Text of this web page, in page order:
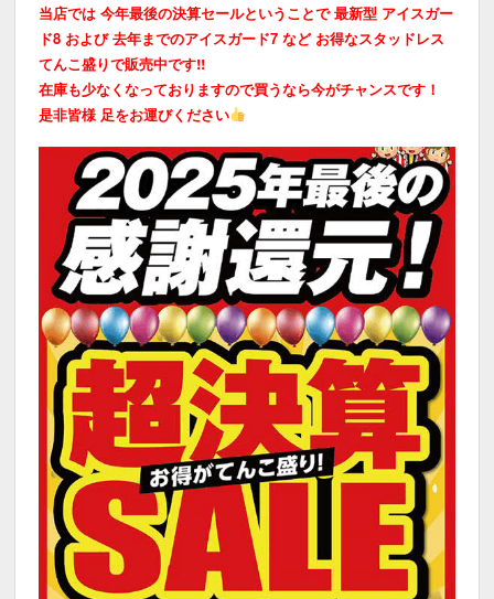
当店では 今年最後の決算セールということで 最新型 アイスガー
ド8 および 去年までのアイスガード7 など お得なスタッドレス
てんこ盛りで販売中です!!
在庫も少なくなっておりますので買うなら今がチャンスです！
是非皆様 足をお運びください